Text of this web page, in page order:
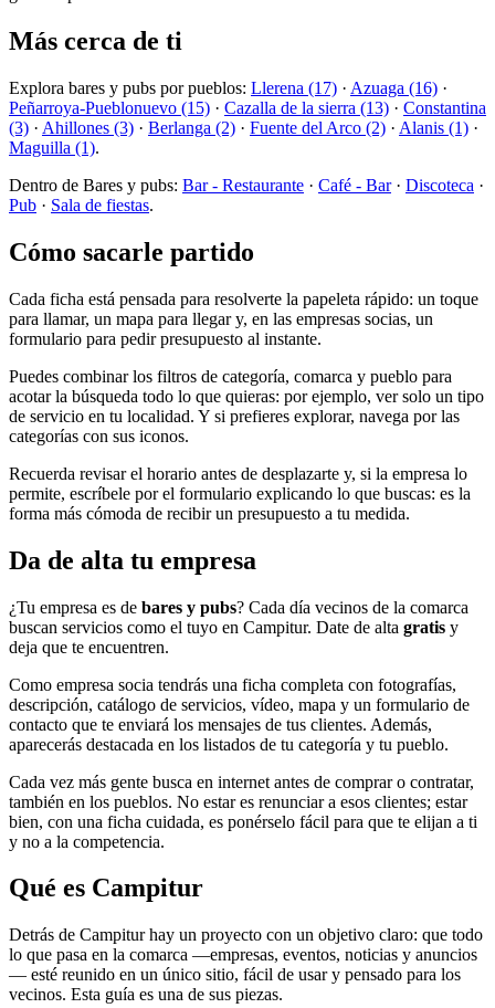
Más cerca de ti
Explora bares y pubs por pueblos: Llerena (17) · Azuaga (16) ·
Peñarroya-Pueblonuevo (15) · Cazalla de la sierra (13) · Constantina
(3) · Ahillones (3) · Berlanga (2) · Fuente del Arco (2) · Alanis (1) ·
Maguilla (1).
Dentro de Bares y pubs: Bar - Restaurante · Café - Bar· Discoteca ·
Pub · Sala de fiestas.
Cómo sacarle partido
Cada ficha está pensada para resolverte la papeleta rápido: un toque
para llamar, un mapa para llegar y, en las empresas socias, un
formulario para pedir presupuesto al instante.
Puedes combinar los filtros de categoría, comarca y pueblo para
acotar la búsqueda todo lo que quieras: por ejemplo, ver solo un tipo
de servicio en tu localidad. Y si prefieres explorar, navega por las
categorías con sus iconos.
Recuerda revisar el horario antes de desplazarte y, si la empresa lo
permite, escríbele por el formulario explicando lo que buscas: es la
forma más cómoda de recibir un presupuesto a tu medida.
Da de alta tu empresa
¿Tu empresa es de bares y pubs? Cada día vecinos de la comarca
buscan servicios como el tuyo en Campitur. Date de alta gratis y
deja que te encuentren.
Como empresa socia tendrás una ficha completa con fotografías,
descripción, catálogo de servicios, vídeo, mapa y un formulario de
contacto que te enviará los mensajes de tus clientes. Además,
aparecerás destacada en los listados de tu categoría y tu pueblo.
Cada vez más gente busca en internet antes de comprar o contratar,
también en los pueblos. No estar es renunciar a esos clientes; estar
bien, con una ficha cuidada, es ponérselo fácil para que te elijan a ti
y no a la competencia.
Qué es Campitur
Detrás de Campitur hay un proyecto con un objetivo claro: que todo
lo que pasa en la comarca —empresas, eventos, noticias y anuncios
— esté reunido en un único sitio, fácil de usar y pensado para los
vecinos. Esta guía es una de sus piezas.